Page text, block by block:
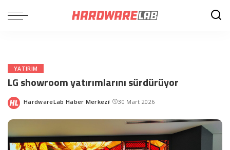
YATIRIM
LG showroom yatırımlarını sürdürüyor
Posted
HardwareLab Haber Merkezi 30 Mart 2026